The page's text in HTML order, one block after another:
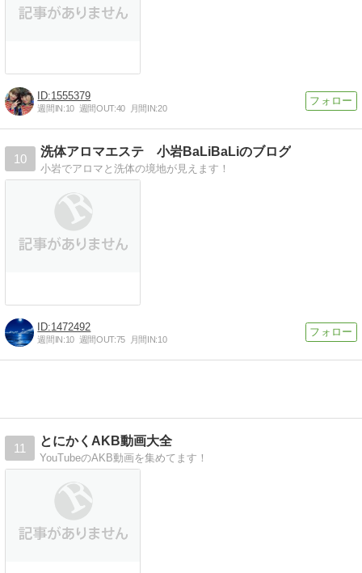
1555379
週間IN:10 週間OUT:40 月間IN:20
10
洗体アロマエステ 小岩BaLiBaLiのブログ
小岩でアロマと洗体の境地が見えます！
1472492
週間IN:10 週間OUT:75 月間IN:10
11
とにかくAKB動画大全
YouTubeのAKB動画を集めてます！